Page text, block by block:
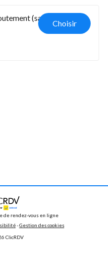
Choisir
(sans
de rendez-vous en ligne
- Gestion des cookies
ClicRDV